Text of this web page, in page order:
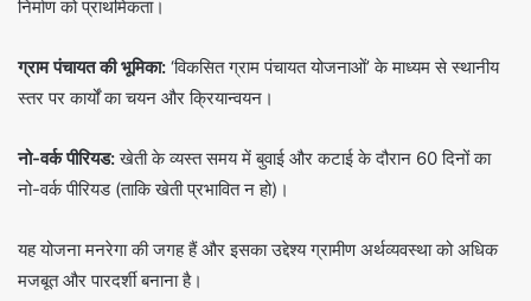
निर्माण को प्राथमिकता।
ग्राम पंचायत की भूमिका: ‘विकसित ग्राम पंचायत योजनाओं’ के माध्यम से स्थानीय
स्तर पर कार्यों का चयन और क्रियान्वयन।
नो-वर्क पीरियड:खेती के व्यस्त समय में बुवाई और कटाई के दौरान 60 दिनों का
नो-वर्क पीरियड (ताकि खेती प्रभावित न हो)।
यह योजना मनरेगा की जगह हैं और इसका उद्देश्य ग्रामीण अर्थव्यवस्था को अधिक
मजबूत और पारदर्शी बनाना है।